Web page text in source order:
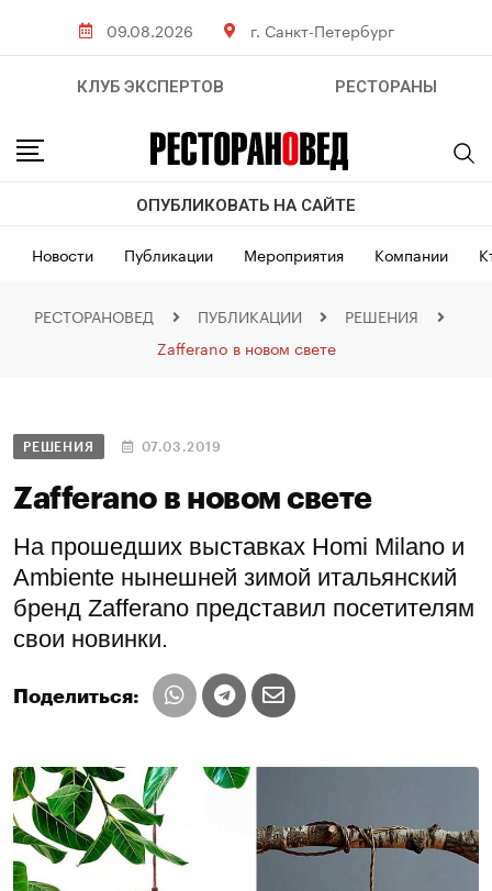
09.08.2026 г. Санкт-Петербург
КЛУБ ЭКСПЕРТОВ РЕСТОРАНЫ
ОПУБЛИКОВАТЬ НА САЙТЕ
Новости Публикации Мероприятия Компании
РЕСТОРАНОВЕД ПУБЛИКАЦИИ
РЕШЕНИЯ
Zafferano в новом свете
РЕШЕНИЯ 07.03.2019
Zafferano в новом свете
На прошедших выставках Homi Milano и
Ambiente нынешней зимой итальянский
бренд Zafferano представил посетителям
свои новинки.
Поделиться: